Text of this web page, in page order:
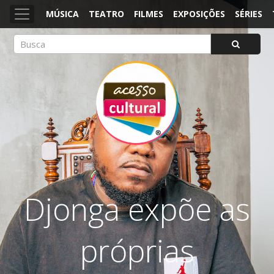
MÚSICA TEATRO FILMES EXPOSIÇÕES SÉRIES
ACESSO CULTURAL
Arte, Cultura Pop e Entretenimento
Djonga expõe as
próprias